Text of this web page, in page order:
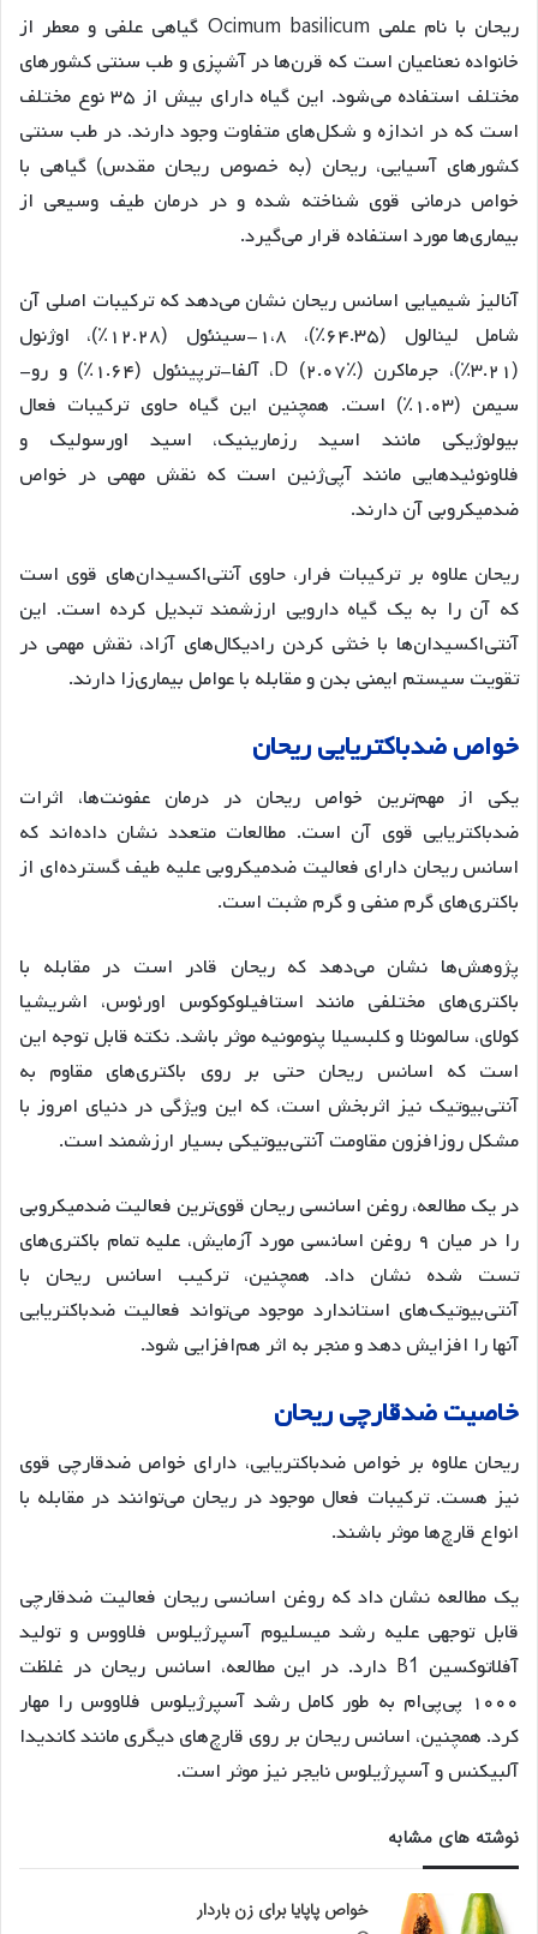
ریحان با نام علمی Ocimum basilicum گیاهی علفی و معطر از
خانواده نعناعیان است که قرن‌ها در آشپزی و طب سنتی کشورهای
مختلف استفاده می‌شود. این گیاه دارای بیش از ۳۵ نوع مختلف
است که در اندازه و شکل‌های متفاوت وجود دارند. در طب سنتی
کشورهای آسیایی، ریحان (به خصوص ریحان مقدس) گیاهی با
خواص درمانی قوی شناخته شده و در درمان طیف وسیعی از
بیماری‌ها مورد استفاده قرار می‌گیرد.
آنالیز شیمیایی اسانس ریحان نشان می‌دهد که ترکیبات اصلی آن
شامل لینالول (۶۴.۳۵٪)، ۱،۸-سینئول (۱۲.۲۸٪)، اوژنول
(۳.۲۱٪)، جرماکرن D (۲.۰۷٪)، آلفا-ترپینئول (۱.۶۴٪) و رو-
سیمن (۱.۰۳٪) است
. همچنین این گیاه حاوی ترکیبات فعال
بیولوژیکی مانند اسید رزمارینیک، اسید اورسولیک و
فلاونوئیدهایی مانند آپی‌ژنین است که نقش مهمی در خواص
ضدمیکروبی آن دارند.
ریحان علاوه بر ترکیبات فرار، حاوی آنتی‌اکسیدان‌های قوی است
که آن را به یک گیاه دارویی ارزشمند تبدیل کرده است. این
آنتی‌اکسیدان‌ها با خنثی کردن رادیکال‌های آزاد، نقش مهمی در
تقویت سیستم ایمنی بدن و مقابله با عوامل بیماری‌زا دارند.
خواصضدباکتریاییریحان
یکی از مهم‌ترین خواص ریحان در درمان عفونت‌ها، اثرات
ضدباکتریایی قوی آن است. مطالعات متعدد نشان داده‌اند که
اسانس ریحان دارای فعالیت ضدمیکروبی علیه طیف گسترده‌ای از
باکتری‌های گرم منفی و گرم مثبت است.
پژوهش‌ها نشان می‌دهد که ریحان قادر است در مقابله با
باکتری‌های مختلفی مانند استافیلوکوکوس اورئوس، اشریشیا
کولای، سالمونلا و کلبسیلا پنومونیه موثر باشد. نکته قابل توجه این
است که اسانس ریحان حتی بر روی باکتری‌های مقاوم به
آنتی‌بیوتیک نیز اثربخش است، که این ویژگی در دنیای امروز با
مشکل روزافزون مقاومت آنتی‌بیوتیکی بسیار ارزشمند است.
در یک مطالعه، روغن اسانسی ریحان قوی‌ترین فعالیت ضدمیکروبی
را در میان ۹ روغن اسانسی مورد آزمایش، علیه تمام باکتری‌های
تست شده نشان داد. همچنین، ترکیب اسانس ریحان با
آنتی‌بیوتیک‌های استاندارد موجود می‌تواند فعالیت ضدباکتریایی
آنها را افزایش دهد و منجر به اثر هم‌افزایی شود.
خاصیتضدقارچیریحان
ریحان علاوه بر خواص ضدباکتریایی، دارای خواص ضدقارچی قوی
نیز هست. ترکیبات فعال موجود در ریحان می‌توانند در مقابله با
انواع قارچ‌ها موثر باشند.
یک مطالعه نشان داد که روغن اسانسی ریحان فعالیت ضدقارچی
قابل توجهی علیه رشد میسلیوم آسپرژیلوس فلاووس و تولید
آفلاتوکسین B1 دارد. در این مطالعه، اسانس ریحان در غلظت
۱۰۰۰ پی‌پی‌ام به طور کامل رشد آسپرژیلوس فلاووس را مهار
کرد. همچنین، اسانس ریحان بر روی قارچ‌های دیگری مانند کاندیدا
آلبیکنس و آسپرژیلوس نایجر نیز موثر است.
نوشته های مشابه
خواص پاپایا برای زن باردار